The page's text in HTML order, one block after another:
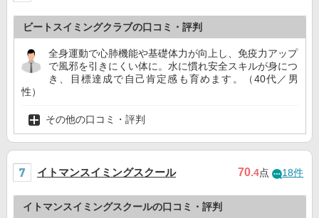
ビートスイミングクラブの口コミ・評判
全身運動で心肺機能や基礎体力が向上し、免疫力アップ
で風邪を引きにくい体に。水に慣れ安全スキルが身につ
き、目標達成で自己肯定感も育めます。（40代／男
性）
その他の口コミ・評判
イトマンスイミングスクール 70.4点 18件
イトマンスイミングスクールの口コミ・評判